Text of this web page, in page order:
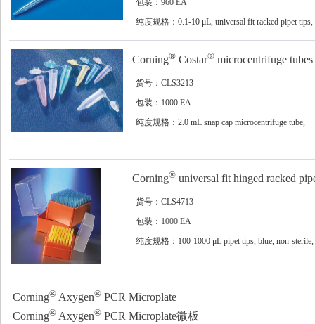
纯度规格：0.1-10 μL, universal fit racked pipet tips,
Corning® Costar® microcentrifuge
货号：CLS3213
包装：1000 EA
纯度规格：2.0 mL snap cap microcentrifuge tube,
Corning® universal fit hinged racked
货号：CLS4713
包装：1000 EA
纯度规格：100-1000 μL pipet tips, blue, non-sterile,
Corning® Axygen® PCR Microplate
Corning® Axygen® PCR Microplate微板